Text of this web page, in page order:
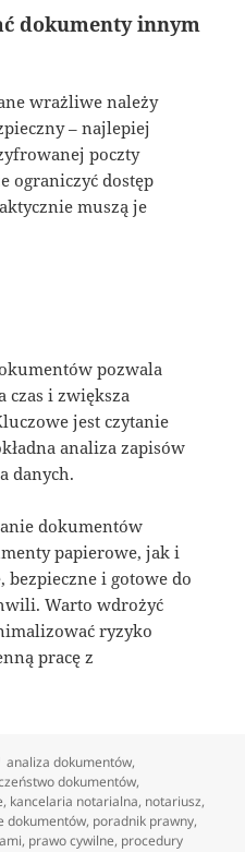
dokumenty innym
wrażliwe należy
– najlepiej
poczty
ograniczyć dostęp
muszą je
pozwala
czas i zwiększa
jest czytanie
analiza zapisów
danych.
dokumentów
papierowe, jak i
bezpieczne i gotowe do
Warto wdrożyć
ryzyko
pracę z
Tagi
analiza dokumentów,
dokumentów,
, kancelaria notarialna, notariusz,
dokumentów, poradnik prawny,
, prawo cywilne, procedury